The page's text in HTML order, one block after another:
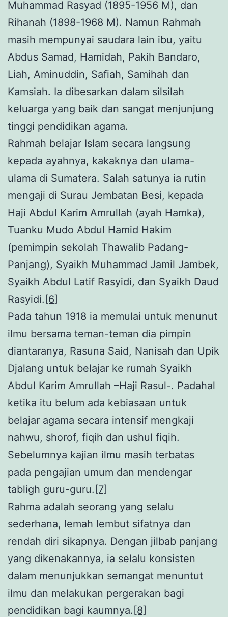
Muhammad Rasyad (1895-1956 M), dan
Rihanah (1898-1968 M). Namun Rahmah
masih mempunyai saudara lain ibu, yaitu
Abdus Samad, Hamidah, Pakih Bandaro,
Liah, Aminuddin, Safiah, Samihah dan
Kamsiah. Ia dibesarkan dalam silsilah
keluarga yang baik dan sangat menjunjung
tinggi pendidikan agama.
Rahmah belajar Islam secara langsung
kepada ayahnya, kakaknya dan ulama-
ulama di Sumatera. Salah satunya ia rutin
mengaji di Surau Jembatan Besi, kepada
Haji Abdul Karim Amrullah (ayah Hamka),
Tuanku Mudo Abdul Hamid Hakim
(pemimpin sekolah Thawalib Padang-
Panjang), Syaikh Muhammad Jamil Jambek,
Syaikh Abdul Latif Rasyidi, dan Syaikh Daud
Rasyidi. [6]
Pada tahun 1918 ia memulai untuk menunut
ilmu bersama teman-teman dia pimpin
diantaranya, Rasuna Said, Nanisah dan Upik
Djalang untuk belajar ke rumah Syaikh
Abdul Karim Amrullah –Haji Rasul-. Padahal
ketika itu belum ada kebiasaan untuk
belajar agama secara intensif mengkaji
nahwu, shorof, fiqih dan ushul fiqih.
Sebelumnya kajian ilmu masih terbatas
pada pengajian umum dan mendengar
tabligh guru-guru. [7]
Rahma adalah seorang yang selalu
sederhana, lemah lembut sifatnya dan
rendah diri sikapnya. Dengan jilbab panjang
yang dikenakannya, ia selalu konsisten
dalam menunjukkan semangat menuntut
ilmu dan melakukan pergerakan bagi
pendidikan bagi kaumnya. [8]